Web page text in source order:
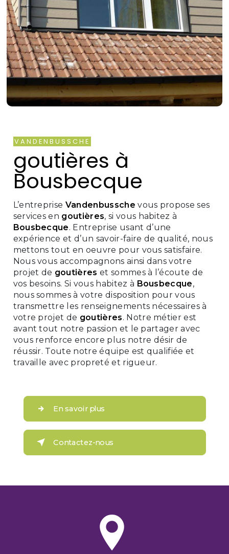
VANDENBUSSCHE
goutières à
Bousbecque
L’entreprise Vandenbussche vous propose ses
services en goutières, si vous habitez à
Bousbecque. Entreprise usant d’une
expérience et d’un savoir-faire de qualité, nous
mettons tout en oeuvre pour vous satisfaire.
Nous vous accompagnons ainsi dans votre
projet de goutières et sommes à l’écoute de
vos besoins. Si vous habitez à Bousbecque,
nous sommes à votre disposition pour vous
transmettre les renseignements nécessaires à
votre projet de goutières. Notre métier est
avant tout notre passion et le partager avec
vous renforce encore plus notre désir de
réussir. Toute notre équipe est qualifiée et
travaille avec propreté et rigueur.
En savoir plus
Contactez-nous